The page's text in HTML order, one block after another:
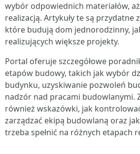
wybór odpowiednich materiałów,
realizacją. Artykuły te są przydatne
które budują dom jednorodzinny,
realizujących większe projekty.
Portal oferuje szczegółowe
etapów budowy, takich jak wybór
budynku, uzyskiwanie pozwoleń
nadzór nad pracami budowlanymi.
również wskazówki, jak
zarządzać ekipą budowlaną oraz
trzeba spełnić na różnych etapach